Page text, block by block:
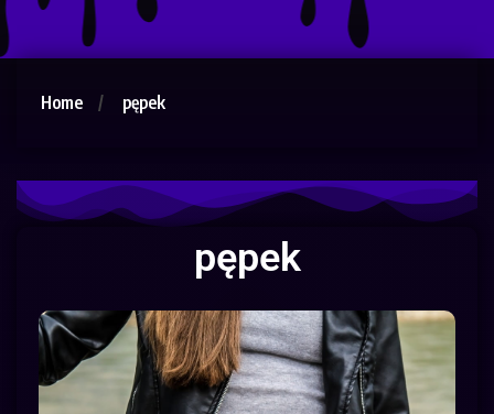
Home pępek
pępek